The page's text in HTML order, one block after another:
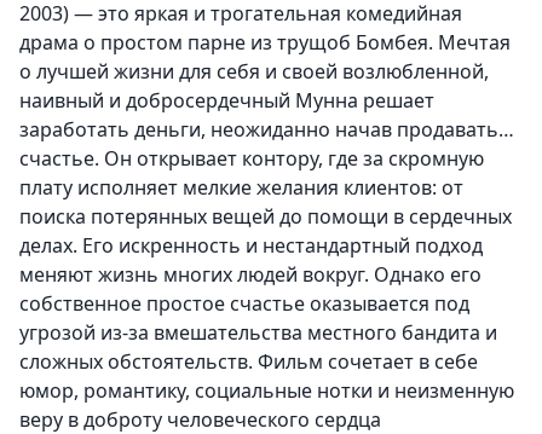
2003) — это яркая и трогательная комедийная
драма о простом парне из трущоб Бомбея. Мечтая
о лучшей жизни для себя и своей возлюбленной,
наивный и добросердечный Мунна решает
заработать деньги, неожиданно начав продавать…
счастье. Он открывает контору, где за скромную
плату исполняет мелкие желания клиентов: от
поиска потерянных вещей до помощи в сердечных
делах. Его искренность и нестандартный подход
меняют жизнь многих людей вокруг. Однако его
собственное простое счастье оказывается под
угрозой из-за вмешательства местного бандита и
сложных обстоятельств. Фильм сочетает в себе
юмор, романтику, социальные нотки и неизменную
веру в доброту человеческого сердца